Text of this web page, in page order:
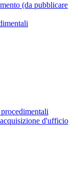
(da pubblicare
d'ufficio